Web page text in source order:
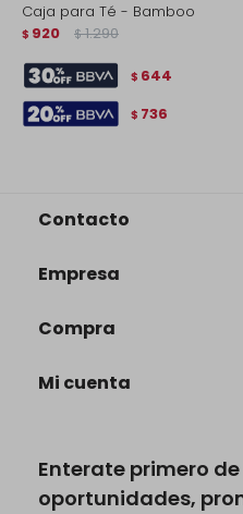
Caja para Té - Bamboo
$ 920 $ 1.290
$ 644
$ 736
Enterate primero
oportunidades,
Contacto
Empresa
Compra
Mi cuenta